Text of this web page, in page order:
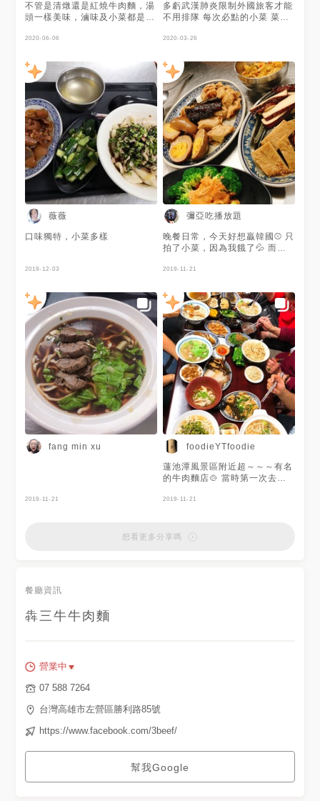
不管是清燉還是紅燒牛肉麵，湯
頭一樣美味，滷味及小菜都是新
堪稱必點的紅牌👍🏻
2020-06-06
多虧武漢肺炎限制外國旅客才能
不用排隊 每次必點的小菜 菜頭
2020-03-26
薇薇
口味獨特，小菜多樣
2019-12-03
彌亞吃播放題
晚餐日常，今天好想贏韓國⚾️ 只
拍了小菜，因為我餓了💦 而且
贏了贏了～～～💕💕 - 高雄在地
時間較短，上餐速度神級快！
份量也很多，小鳥胃可以考慮2
人共食 牛肉麵 牛肉軟嫩好吃😋
紅燒湯頭濃郁、清燉清爽不油膩
都很推！ 麵的種類分為：拉
麵、細麵、麵疙瘩 但我最愛拉
麵❤️ 小菜選擇非常多，入味又
好吃！ #高雄 #高雄美食 #高雄
在地美食 #牛肉麵 #眷村 #等一
下吃什麼
2019-11-21
fang min xu
2019-11-21
foodieYTfoodie
蓮池潭風景區附近超～～～有名
的牛肉麵店🍲 當時第一次去，
通麵店差不多 上菜時真的嚇一
又多，大推😋 （菜單請滑🔜）
2019-11-21
想看更多分享嗎
餐廳資訊
犇三牛牛肉麵
營業中
07 588 7264
台灣高雄市左營區勝利路85號
https://www.facebook.com/3beef/
幫我Google